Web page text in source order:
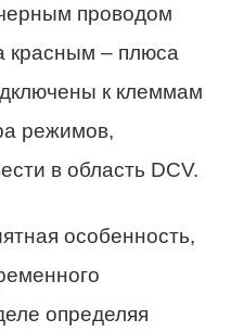
проводом
красным – плюса
к клеммам
режимов,
в область DCV.
особенность,
определяя